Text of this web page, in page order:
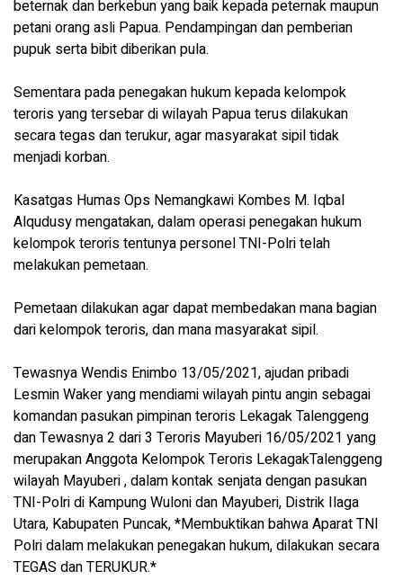
beternak dan berkebun yang baik kepada peternak maupun
petani orang asli Papua. Pendampingan dan pemberian
pupuk serta bibit diberikan pula.
Sementara pada penegakan hukum kepada kelompok
teroris yang tersebar di wilayah Papua terus dilakukan
secara tegas dan terukur, agar masyarakat sipil tidak
menjadi korban.
Kasatgas Humas Ops Nemangkawi Kombes M. Iqbal
Alqudusy mengatakan, dalam operasi penegakan hukum
kelompok teroris tentunya personel TNI-Polri telah
melakukan pemetaan.
Pemetaan dilakukan agar dapat membedakan mana bagian
dari kelompok teroris, dan mana masyarakat sipil.
Tewasnya Wendis Enimbo 13/05/2021, ajudan pribadi
Lesmin Waker yang mendiami wilayah pintu angin sebagai
komandan pasukan pimpinan teroris Lekagak Talenggeng
dan Tewasnya 2 dari 3 Teroris Mayuberi 16/05/2021 yang
merupakan Anggota Kelompok Teroris LekagakTalenggeng
wilayah Mayuberi , dalam kontak senjata dengan pasukan
TNI-Polri di Kampung Wuloni dan Mayuberi, Distrik Ilaga
Utara, Kabupaten Puncak, *Membuktikan bahwa Aparat TNI
Polri dalam melakukan penegakan hukum, dilakukan secara
TEGAS dan TERUKUR.*